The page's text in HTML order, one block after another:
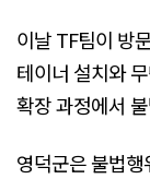
이날 TF팀이 방
테이너 설치와
확장 과정에서
영덕군은 불법